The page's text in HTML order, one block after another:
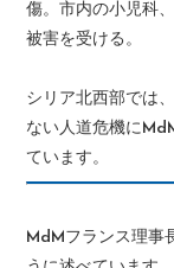
傷。市内の小児科
被害を受ける。
シリア北西部では
ない人道危機に
ています。
MdMフランス理事